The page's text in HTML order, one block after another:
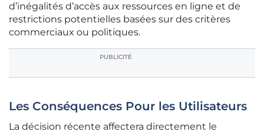
d’inégalités d’accès aux ressources en ligne et de
restrictions potentielles basées sur des critères
commerciaux ou politiques.
PUBLICITÉ
Les Conséquences Pour les Utilisateurs
La décision récente affectera directement le